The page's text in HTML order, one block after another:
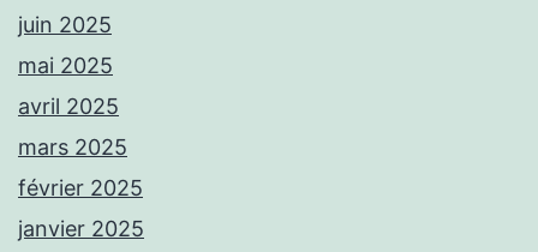
juin 2025
mai 2025
avril 2025
mars 2025
février 2025
janvier 2025